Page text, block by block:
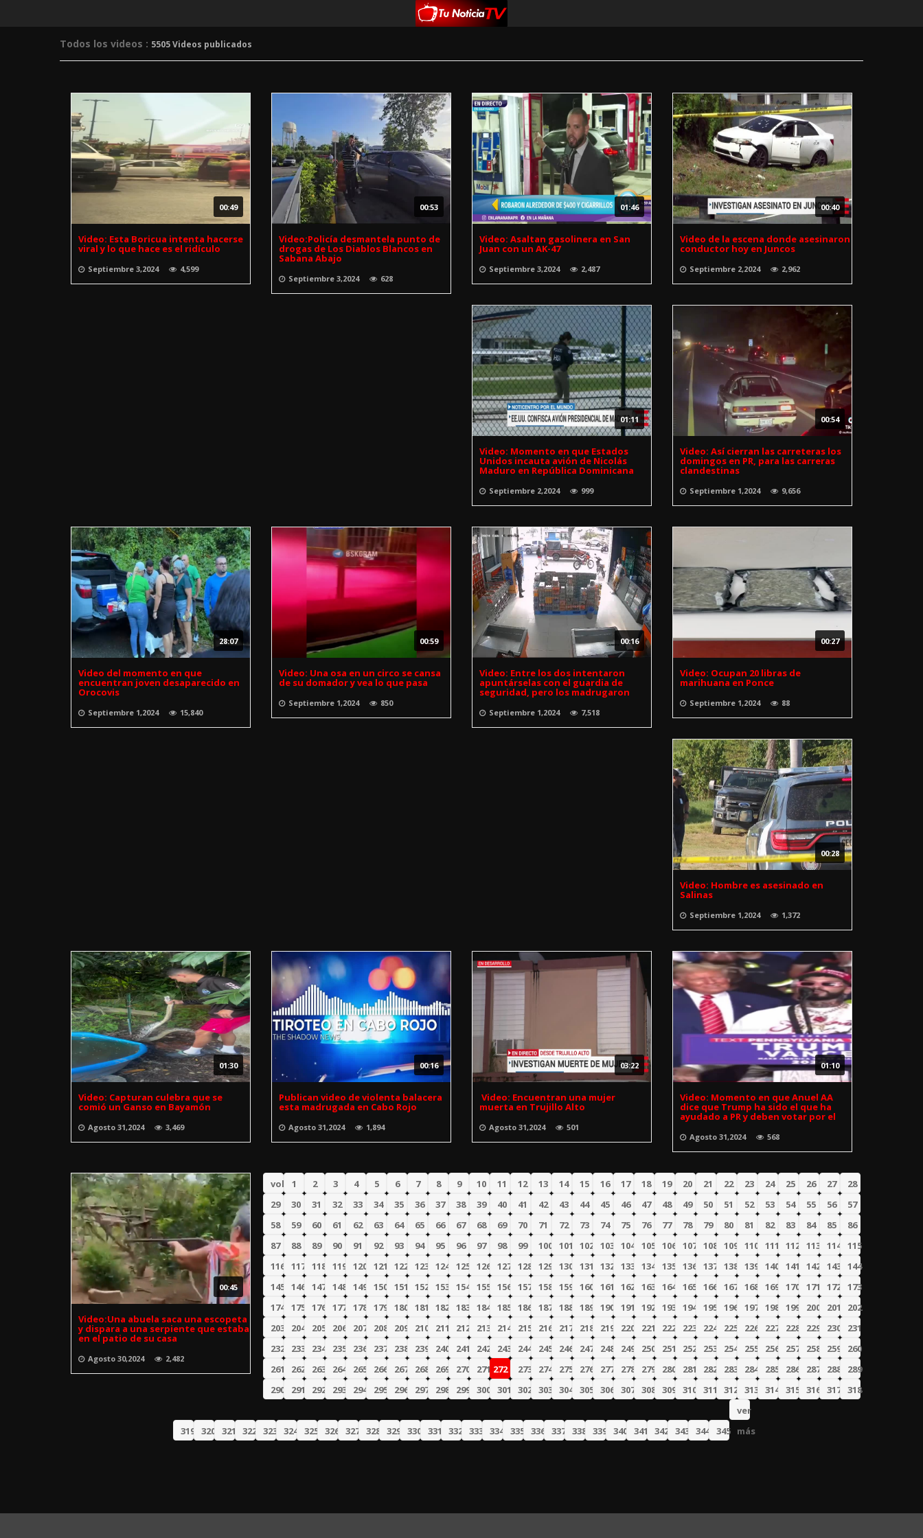
Todos los videos : 5505 Videos publicados
00:49
Video: Esta Boricua intenta hacerse
viral y lo que hace es el ridículo
Septiembre 3,2024 4,599
00:53
Video:Policía desmantela punto de
drogas de Los Diablos Blancos en
Sabana Abajo
Septiembre 3,2024 628
01:46
Video: Asaltan gasolinera en San
Juan con un AK-47
Septiembre 3,2024 2,487
00:40
Video de la escena donde asesinaron
conductor hoy en Juncos
Septiembre 2,2024 2,962
01:11
Video: Momento en que Estados
Unidos incauta avión de Nicolás
Maduro en República Dominicana
Septiembre 2,2024 999
00:54
Video: Así cierran las carreteras los
domingos en PR, para las carreras
clandestinas
Septiembre 1,2024 9,656
28:07
Video del momento en que
encuentran joven desaparecido en
Orocovis
Septiembre 1,2024 15,840
00:59
Video: Una osa en un circo se cansa
de su domador y vea lo que pasa
Septiembre 1,2024 850
00:16
Video: Entre los dos intentaron
apuntárselas con el guardia de
seguridad, pero los madrugaron
Septiembre 1,2024 7,518
00:27
Video: Ocupan 20 libras de
marihuana en Ponce
Septiembre 1,2024 88
00:28
Video: Hombre es asesinado en
Salinas
Septiembre 1,2024 1,372
01:30
Video: Capturan culebra que se
comió un Ganso en Bayamón
Agosto 31,2024 3,469
00:16
Publican video de violenta balacera
esta madrugada en Cabo Rojo
Agosto 31,2024 1,894
03:22
Video: Encuentran una mujer
muerta en Trujillo Alto
Agosto 31,2024 501
01:10
Video: Momento en que Anuel AA
dice que Trump ha sido el que ha
ayudado a PR y deben votar por el
Agosto 31,2024 568
00:45
Video:Una abuela saca una escopeta
y dispara a una serpiente que estaba
en el patio de su casa
Agosto 30,2024 2,482
volver
1 2 3 4 5 6 7 8 9 10 11 12 13 14 15 16 17 18 19 20 21 22 23 24 25 26 27
28
29
30 31 32 33 34 35 36 37 38 39 40 41 42 43 44 45 46 47 48 49 50 51 52 53 54 55 56
57
58
59 60 61 62 63 64 65 66 67 68 69 70 71 72 73 74 75 76 77 78 79 80 81 82 83 84 85
86
87
88 89 90 91 92 93 94 95 96 97 98 99 100 101 102 103 104 105 106 107 108 109 110 111 112 113 114
115
116
117 118 119 120 121 122 123 124 125 126 127 128 129 130 131 132 133 134 135 136 137 138 139 140 141 142 143
144
145
146 147 148 149 150 151 152 153 154 155 156 157 158 159 160 161 162 163 164 165 166 167 168 169 170 171 172
173
174
175 176 177 178 179 180 181 182 183 184 185 186 187 188 189 190 191 192 193 194 195 196 197 198 199 200 201
202
203
204 205 206 207 208 209 210 211 212 213 214 215 216 217 218 219 220 221 222 223 224 225 226 227 228 229 230
231
232
233 234 235 236 237 238 239 240 241 242 243 244 245 246 247 248 249 250 251 252 253 254 255 256 257 258 259
260
261
262 263 264 265 266 267 268 269 270 271 272 273 274 275 276 277 278 279 280 281 282 283 284 285 286 287 288
289
290
291 292 293 294 295 296 297 298 299 300 301 302 303 304 305 306 307 308 309 310 311 312 313 314 315 316 317 318
319 320 321 322 323 324 325 326 327 328 329 330 331 332 333 334 335 336 337 338 339 340 341 342 343 344 345
ver
más